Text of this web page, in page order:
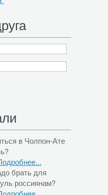
в Чолпон-Ате
брать для
россиянам?